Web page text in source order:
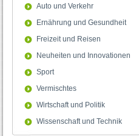
Auto und Verkehr
Ernährung und Gesundheit
Freizeit und Reisen
Neuheiten und Innovationen
Sport
Vermischtes
Wirtschaft und Politik
Wissenschaft und Technik